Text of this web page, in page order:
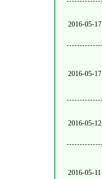
2016-05-17
2016-05-17
2016-05-12
2016-05-11